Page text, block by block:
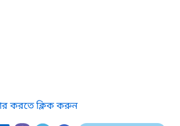
করতে ক্লিক করুন